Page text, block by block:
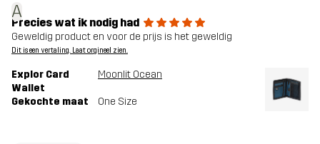
A
Precies wat ik nodig had
Geweldig product en voor de prijs is het geweldig
Dit is een vertaling. Laat orgineel zien.
Explor Card
Wallet
Moonlit Ocean
Gekochte maat One Size